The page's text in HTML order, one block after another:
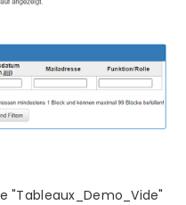
"Tableaux_Demo_Vide"